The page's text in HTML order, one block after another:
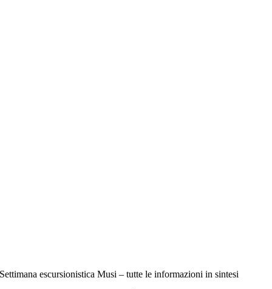
Settimana escursionistica Musi – tutte le informazioni in sintesi